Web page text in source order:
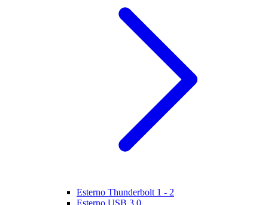
Esterno Thunderbolt 1 - 2
Esterno USB 3.0